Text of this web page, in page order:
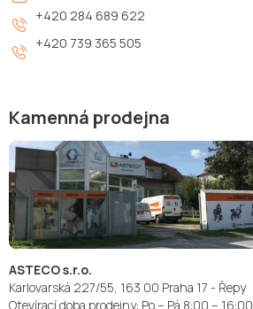
+420 284 689 622
+420 739 365 505
Kamenná prodejna
ASTECO s.r.o.
Karlovarská 227/55, 163 00 Praha 17 - Řepy
Otevírací doba prodejny: Po – Pá 8:00 – 16:00